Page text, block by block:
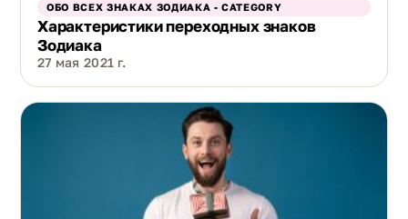
ОБО ВСЕХ ЗНАКАХ ЗОДИАКА - CATEGORY
Характеристики переходных знаков
Зодиака
27 мая 2021 г.